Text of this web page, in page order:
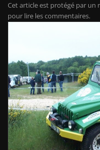
Cet article est protégé par un
pour lire les commentaires.